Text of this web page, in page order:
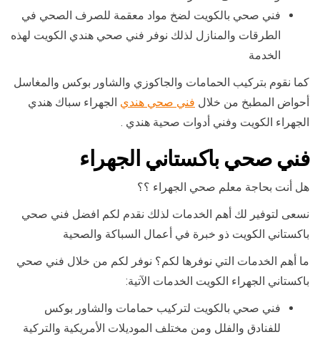
فني صحي بالكويت لضخ مواد معقمة للصرف الصحي في
الطرقات والمنازل لذلك نوفر فني صحي هندي الكويت لهذه
الخدمة
كما نقوم بتركيب الحمامات والجاكوزي والشاور بوكس والمغاسل
أحواض المطبخ من خلال فني صحي هندي الجهراء سباك هندي
الجهراء الكويت وفني أدوات صحية هندي .
فني صحي باكستاني الجهراء
هل أنت بحاجة معلم صحي الجهراء ؟؟
نسعى لتوفير لك أهم الخدمات لذلك نقدم لكم افضل فني صحي
باكستاني الكويت ذو خبرة في أعمال السباكة والصحية
ما أهم الخدمات التي نوفرها لكم؟ نوفر لكم من خلال فني صحي
باكستاني الجهراء الكويت الخدمات الآتية:
فني صحي بالكويت لتركيب حمامات والشاور بوكس
للفنادق والفلل ومن مختلف الموديلات الأمريكية والتركية